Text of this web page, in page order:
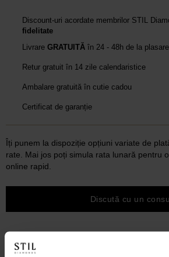
Discount-uri acordate membrilor STIL
fidelitate
Livrare GRATUITĂ în 24 - 48h de la
Retur gratuit în 14 zile calendaristice
Ambalare gratuită în cutie cadou
Certificat de garanție
Îți punem la dispoziție opțiuni variate de
rate. Mai jos poți simula rata lunară pentru
online rapid.
Discută cu un